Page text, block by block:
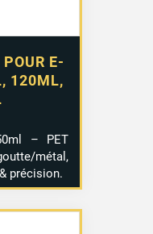
E-
120ML,
– PET
métal,
précision.